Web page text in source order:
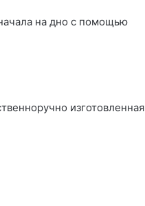
на дно с помощью
изготовленная